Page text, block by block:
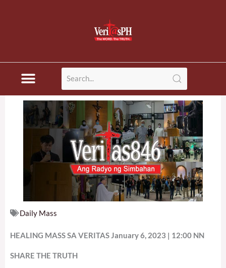
Daily Mass
HEALING MASS SA VERITAS January 6, 2023 | 12:00 NN
SHARE THE TRUTH